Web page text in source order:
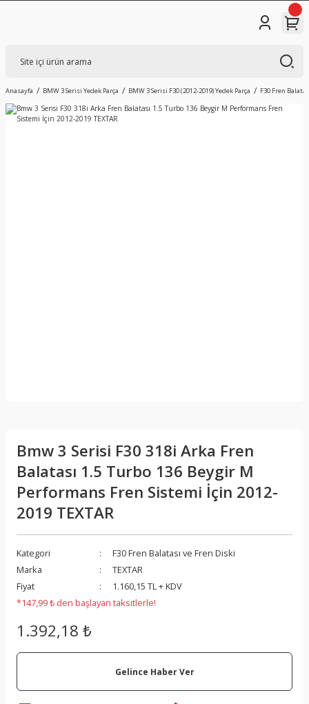
Anasayfa BMW 3 Serisi Yedek Parça BMW 3 Serisi F30 (2012-2019) Yedek Parça F30 Fren
Bmw 3 Serisi F30 318i Arka Fren
Balatası 1.5 Turbo 136 Beygir M
Performans Fren Sistemi İçin 2012-
2019 TEXTAR
Kategori
F30 Fren Balatası ve Fren Diski
Marka
TEXTAR
Fiyat
1.160,15 TL + KDV
*147,99 ₺ den başlayan taksitlerle!
1.392,18 ₺
Gelince Haber Ver